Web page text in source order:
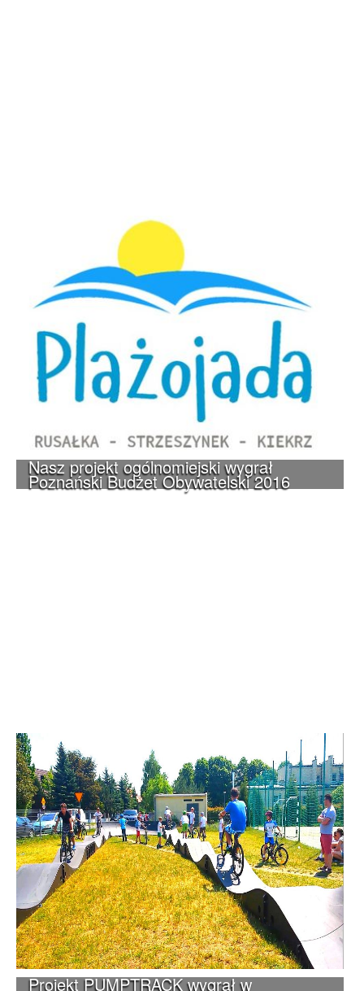
Nasz projekt ogólnomiejski wygrał
Poznański Budżet Obywatelski 2016
Projekt PUMPTRACK wygrał w